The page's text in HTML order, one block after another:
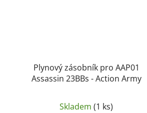
Plynový zásobník pro AAP01
Assassin 23BBs - Action Army
Skladem(1 ks)